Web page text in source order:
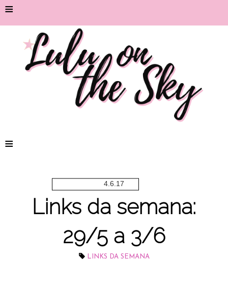
≡
≡
4.6.17
Links da semana:
29/5 a 3/6
LINKS DA SEMANA